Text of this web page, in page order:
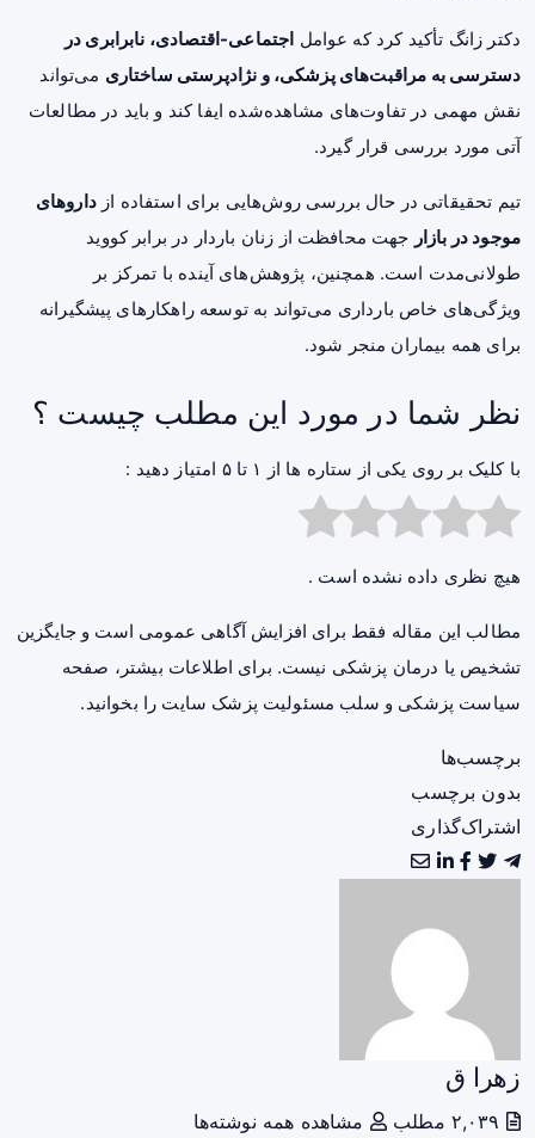
دکتر زانگ تأکید کرد که عوامل اجتماعی-اقتصادی، نابرابری در
دسترسی به مراقبت‌های پزشکی، و نژادپرستی ساختاری می‌تواند
نقش مهمی در تفاوت‌های مشاهده‌شده ایفا کند و باید در مطالعات
آتی مورد بررسی قرار گیرد.
تیم تحقیقاتی در حال بررسی روش‌هایی برای استفاده ازداروهای
موجود در بازار جهت محافظت از زنان باردار در برابر کووید
طولانی‌مدت است. همچنین، پژوهش‌های آینده با تمرکز بر
ویژگی‌های خاص بارداری می‌تواند به توسعه راهکارهای پیشگیرانه
برای همه بیماران منجر شود.
نظر شما در مورد این مطلب چیست ؟
با کلیک بر روی یکی از ستاره ها از ۱ تا ۵ امتیاز دهید :
هیچ نظری داده نشده است .
مطالب این مقاله فقط برای افزایش آگاهی عمومی است و جایگزین
تشخیص یا درمان پزشکی نیست. برای اطلاعات بیشتر، صفحه
سیاست پزشکی و سلب مسئولیت پزشک سایت را بخوانید.
برچسب‌ها
بدون برچسب
اشتراک‌گذاری
زهرا ق
مشاهده همه نوشته‌ها